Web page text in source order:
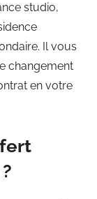
studio,
Il vous
changement
en votre